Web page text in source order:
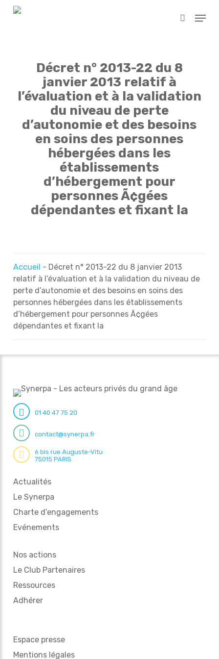
Skip
search
Menu
Décret n° 2013-22 du 8
janvier 2013 relatif à
l’évaluation et à la validation
du niveau de perte
d’autonomie et des besoins
en soins des personnes
hébergées dans les
établissements
d’hébergement pour
personnes Ã¢gées
dépendantes et fixant la
Accueil - Décret n° 2013-22 du 8 janvier 2013
relatif à l’évaluation et à la validation du niveau de
perte d’autonomie et des besoins en soins des
personnes hébergées dans les établissements
d’hébergement pour personnes Ã¢gées
dépendantes et fixant la
01 40 47 75 20
contact@synerpa.fr
6 bis rue Auguste-Vitu
75015 PARIS
Actualités
Le Synerpa
Charte d’engagements
Evénements
Nos actions
Le Club Partenaires
Ressources
Adhérer
Espace presse
Mentions légales